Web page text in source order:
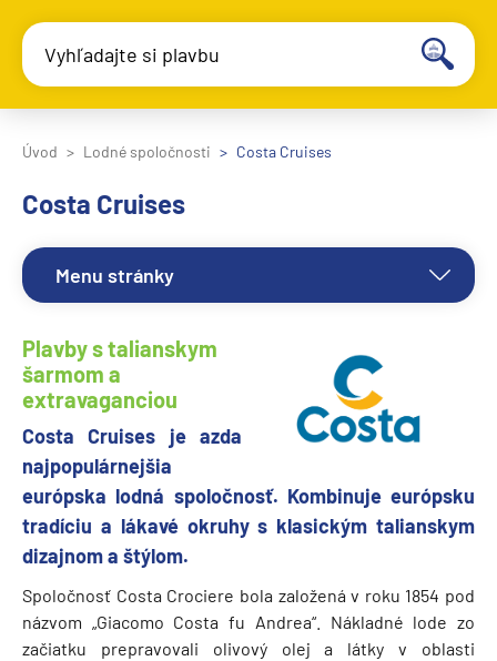
Vyhľadajte si plavbu
Úvod Lodné spoločnosti Costa Cruises
Costa Cruises
Menu stránky
Plavby s talianskym
šarmom a
extravaganciou
Costa Cruises je azda
najpopulárnejšia
európska lodná spoločnosť. Kombinuje európsku
tradíciu a lákavé okruhy s klasickým talianskym
dizajnom a štýlom.
Spoločnosť Costa Crociere bola založená v roku 1854 pod
názvom „Giacomo Costa fu Andrea“. Nákladné lode zo
začiatku prepravovali olivový olej a látky v oblasti